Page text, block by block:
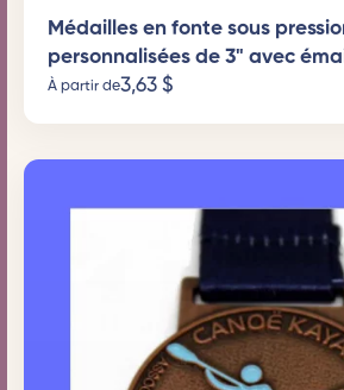
Médailles en fonte sous
personnalisées de 3" avec
À partir de3,63 $